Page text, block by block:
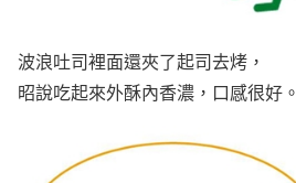
波浪吐司裡面還夾了起司去烤，
昭說吃起來外酥內香濃，口感很好。